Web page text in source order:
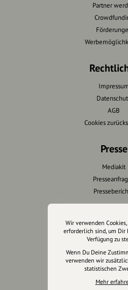
Partner
AGB
Cookies
Presse
Mediakit
Wir
Fotografie &
Design &
Anakin
Wir verwenden
erforderlich sind, um Dir
Verfügung zu
Wenn Du Deine
verwenden wir
statistischen
Mehr